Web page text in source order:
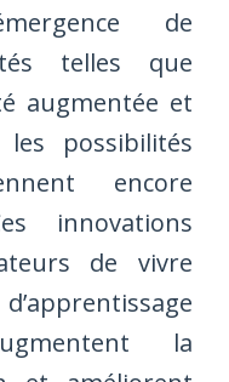
de
telles que
augmentée et
possibilités
encore
innovations
de vivre
la